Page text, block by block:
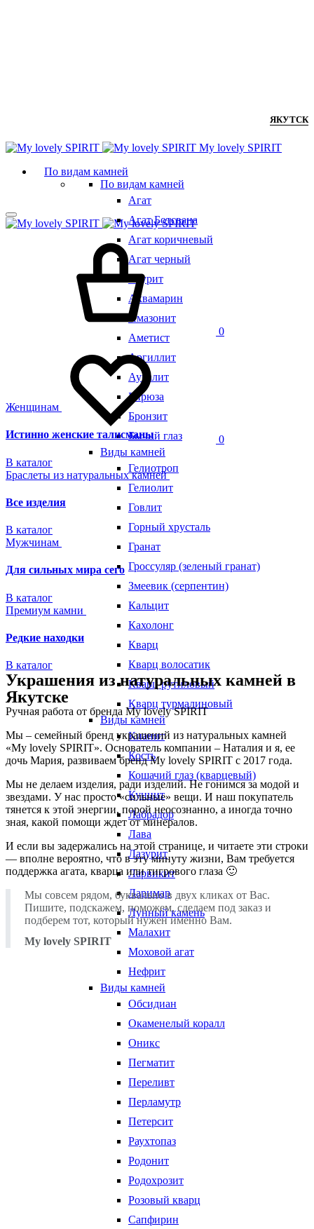
ЯКУТСК
Мy lovely SPIRIT
По видам камней
По видам камней
Агат
Агат Ботсвана
Агат коричневый
Агат черный
Азурит
Аквамарин
Амазонит
Аметист
Аргиллит
Ауралит
Бирюза
Бронзит
Бычий глаз
Виды камней
Гелиотроп
Гелиолит
Говлит
Горный хрусталь
Гранат
Гроссуляр (зеленый гранат)
Змеевик (серпентин)
Кальцит
Кахолонг
Кварц
Кварц волосатик
Кварц рутиловый
Кварц турмалиновый
Виды камней
Кианит
Кость
Кошачий глаз (кварцевый)
Кунцит
Лабрадор
Лава
Лазурит
Ларвикит
Ларимар
Лунный камень
Малахит
Моховой агат
Нефрит
Виды камней
Обсидиан
Окаменелый коралл
Оникс
Пегматит
Переливт
Перламутр
Петерсит
Раухтопаз
Родонит
Родохрозит
Розовый кварц
Сапфирин
0
0
Женщинам
Истинно женские талисманы
В каталог
Браслеты из натуральных камней
Все изделия
В каталог
Мужчинам
Для сильных мира сего
В каталог
Премиум камни
Редкие находки
В каталог
Украшения из натуральных камней в
Якутске
Ручная работа от бренда My lovely SPIRIT
Мы – семейный бренд украшений из натуральных камней
«My lovely SPIRIT». Основатель компании – Наталия и я, ее
дочь Мария, развиваем бренд My lovely SPIRIT с 2017 года.
Мы не делаем изделия, ради изделий. Не гонимся за модой и
звездами. У нас просто «сильные» вещи. И наш покупатель
тянется к этой энергии, порой неосознанно, а иногда точно
зная, какой помощи ждет от минералов.
И если вы задержались на этой странице, и читаете эти строки
— вполне вероятно, что в эту минуту жизни, Вам требуется
поддержка агата, кварца или тигрового глаза 🙂
Мы совсем рядом, буквально в двух кликах от Вас.
Пишите, подскажем, поможем, сделаем под заказ и
подберем тот, который нужен именно Вам.
My lovely SPIRIT